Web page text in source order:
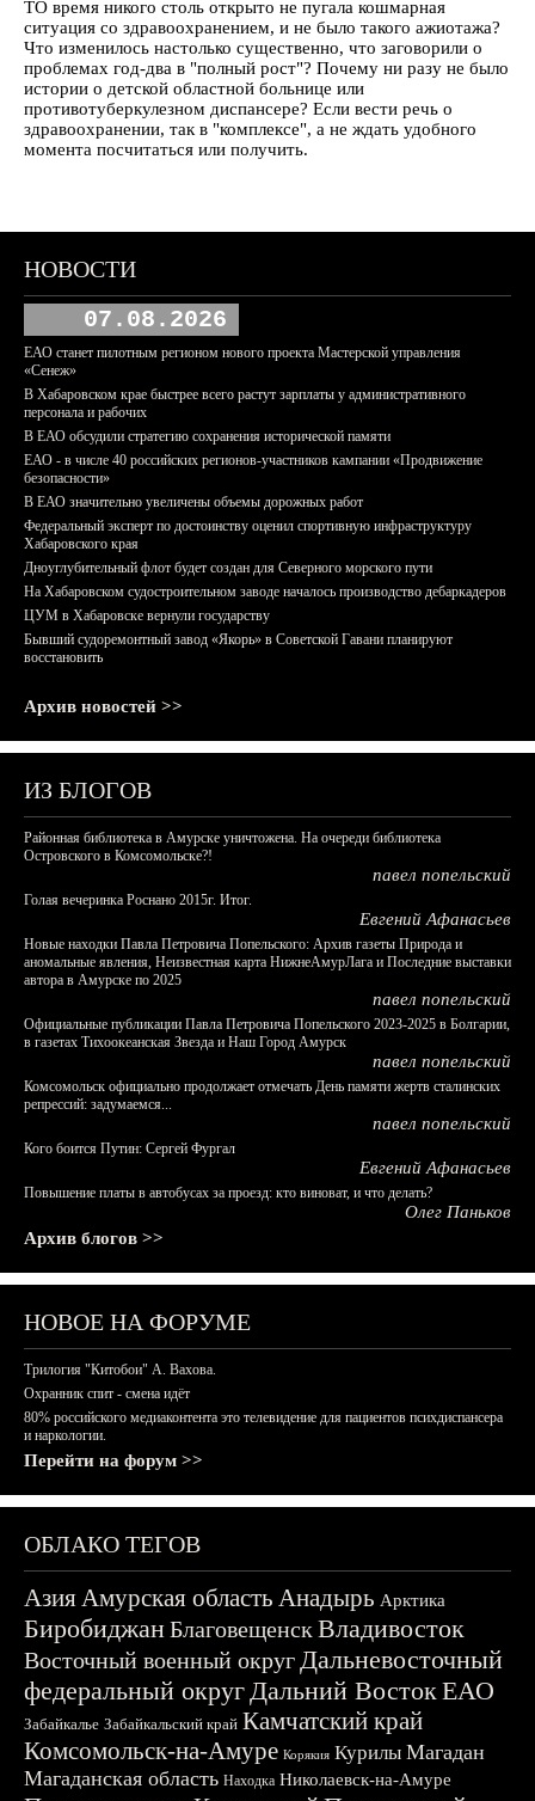
ТО время никого столь открыто не пугала кошмарная
ситуация со здравоохранением, и не было такого ажиотажа?
Что изменилось настолько существенно, что заговорили о
проблемах год-два в "полный рост"? Почему ни разу не было
истории о детской областной больнице или
противотуберкулезном диспансере? Если вести речь о
здравоохранении, так в "комплексе", а не ждать удобного
момента посчитаться или получить.
НОВОСТИ
07.08.2026
ЕАО станет пилотным регионом нового проекта Мастерской управления
«Сенеж»
В Хабаровском крае быстрее всего растут зарплаты у административного
персонала и рабочих
В ЕАО обсудили стратегию сохранения исторической памяти
ЕАО - в числе 40 российских регионов-участников кампании «Продвижение
безопасности»
В ЕАО значительно увеличены объемы дорожных работ
Федеральный эксперт по достоинству оценил спортивную инфраструктуру
Хабаровского края
Дноуглубительный флот будет создан для Северного морского пути
На Хабаровском судостроительном заводе началось производство дебаркадеров
ЦУМ в Хабаровске вернули государству
Бывший судоремонтный завод «Якорь» в Советской Гавани планируют
восстановить
Архив новостей >>
ИЗ БЛОГОВ
Районная библиотека в Амурске уничтожена. На очереди библиотека
Островского в Комсомольске?!
павел попельский
Голая вечеринка Роснано 2015г. Итог.
Евгений Афанасьев
Новые находки Павла Петровича Попельского: Архив газеты Природа и
аномальные явления, Неизвестная карта НижнеАмурЛага и Последние выставки
автора в Амурске по 2025
павел попельский
Официальные публикации Павла Петровича Попельского 2023-2025 в Болгарии,
в газетах Тихоокеанская Звезда и Наш Город Амурск
павел попельский
Комсомольск официально продолжает отмечать День памяти жертв сталинских
репрессий: задумаемся...
павел попельский
Кого боится Путин: Сергей Фургал
Евгений Афанасьев
Повышение платы в автобусах за проезд: кто виноват, и что делать?
Олег Паньков
Архив блогов >>
НОВОЕ НА ФОРУМЕ
Трилогия "Китобои" А. Вахова.
Охранник спит - смена идёт
80% российского медиаконтента это телевидение для пациентов психдиспансера
и наркологии.
Перейти на форум >>
ОБЛАКО ТЕГОВ
АзияАмурская область Анадырь Арктика
БиробиджанБлаговещенскВладивосток
Восточный военный округДальневосточный
федеральный округДальний ВостокЕАО
Забайкалье Забайкальский край Камчатский край
Комсомольск-на-Амуре Корякия Курилы Магадан
Магаданская область Находка Николаевск-на-Амуре